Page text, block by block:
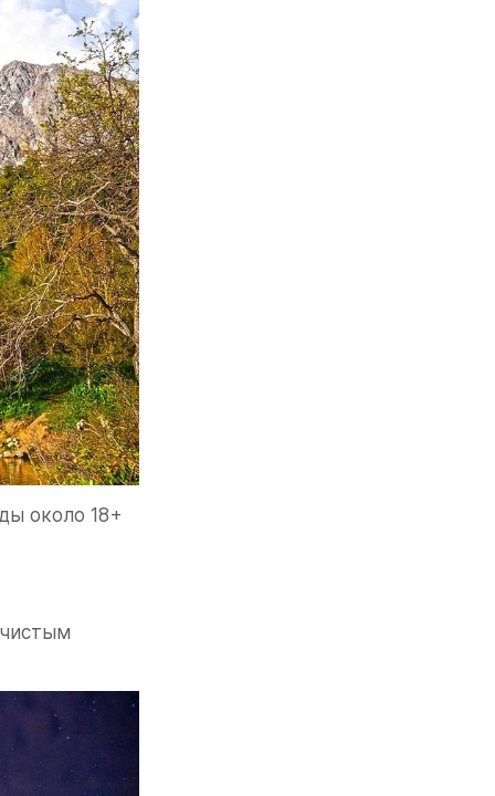
около 18+